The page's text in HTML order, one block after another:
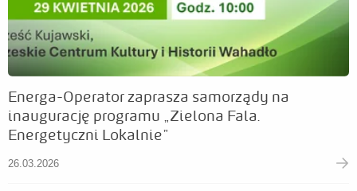
Energa-Operator zaprasza samorządy na
inaugurację programu „Zielona Fala.
Energetyczni Lokalnie”
26.03.2026